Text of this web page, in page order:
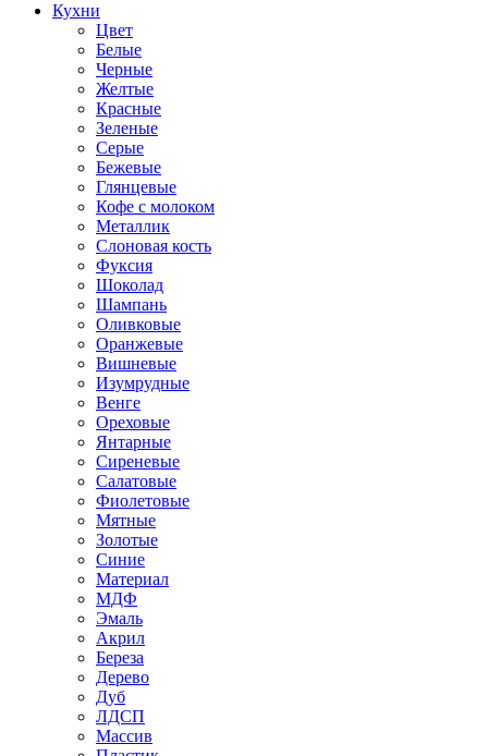
Кухни
Цвет
Белые
Черные
Желтые
Красные
Зеленые
Серые
Бежевые
Глянцевые
Кофе с молоком
Металлик
Слоновая кость
Фуксия
Шоколад
Шампань
Оливковые
Оранжевые
Вишневые
Изумрудные
Венге
Ореховые
Янтарные
Сиреневые
Салатовые
Фиолетовые
Мятные
Золотые
Синие
Материал
МДФ
Эмаль
Акрил
Береза
Дерево
Дуб
ЛДСП
Массив